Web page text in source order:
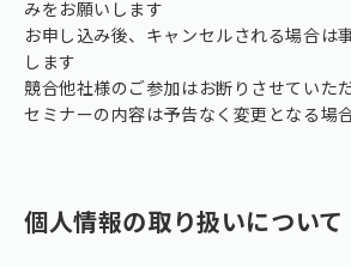
みをお願いします
お申し込み後、キャンセルされる場合は
します
競合他社様のご参加はお断りさせていた
セミナーの内容は予告なく変更となる場
個人情報の取り扱いについて